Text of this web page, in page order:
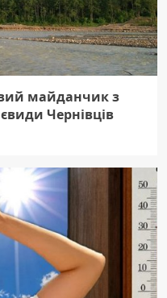
майданчик з
Чернівців